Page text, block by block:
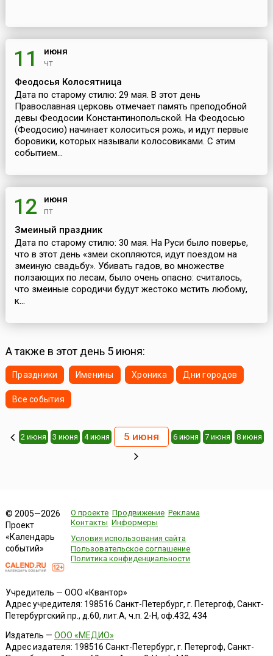
11 июня
чт
Феодосья Колосятница
Дата по старому стилю: 29 мая. В этот день
Православная церковь отмечает память преподобной
девы Феодосии Константинопольской. На Феодосью
(Феодосию) начинает колоситься рожь, и идут первые
боровики, которых называли колосовиками. С этим
событием...
12 июня
пт
Змеиный праздник
Дата по старому стилю: 30 мая. На Руси было поверье,
что в этот день «змеи скопляются, идут поездом на
змеиную свадьбу». Убивать гадов, во множестве
ползающих по лесам, было очень опасно: считалось,
что змеиные сородичи будут жестоко мстить любому,
к...
А также в этот день 5 июня:
Праздники Именины Хроника Дни городов
Все события
2 июня 3 июня 4 июня 5 июня 6 июня 7 июня 8 июня
© 2005—2026
Проект
«Календарь
событий»
О проекте Продвижение Реклама
Контакты Информеры
Условия использования сайта
Пользовательское соглашение
Политика конфиденциальности
Учредитель — ООО «Квантор»
Адрес учредителя: 198516 Санкт-Петербург, г. Петергоф, Санкт-
Петербургский пр., д.60, лит.А, ч.п. 2-Н, оф.432, 434
Издатель — ООО «МЕДИО»
Адрес издателя: 198516 Санкт-Петербург, г. Петергоф, Санкт-